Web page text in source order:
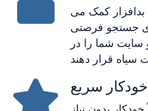
کمک می
جستجو فرصتی
سایت شما را در
سیاه قرار دهند
سریع